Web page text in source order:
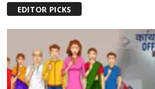
EDITOR PICKS